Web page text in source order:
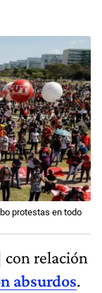
protestas en todo
con relación
absurdos.